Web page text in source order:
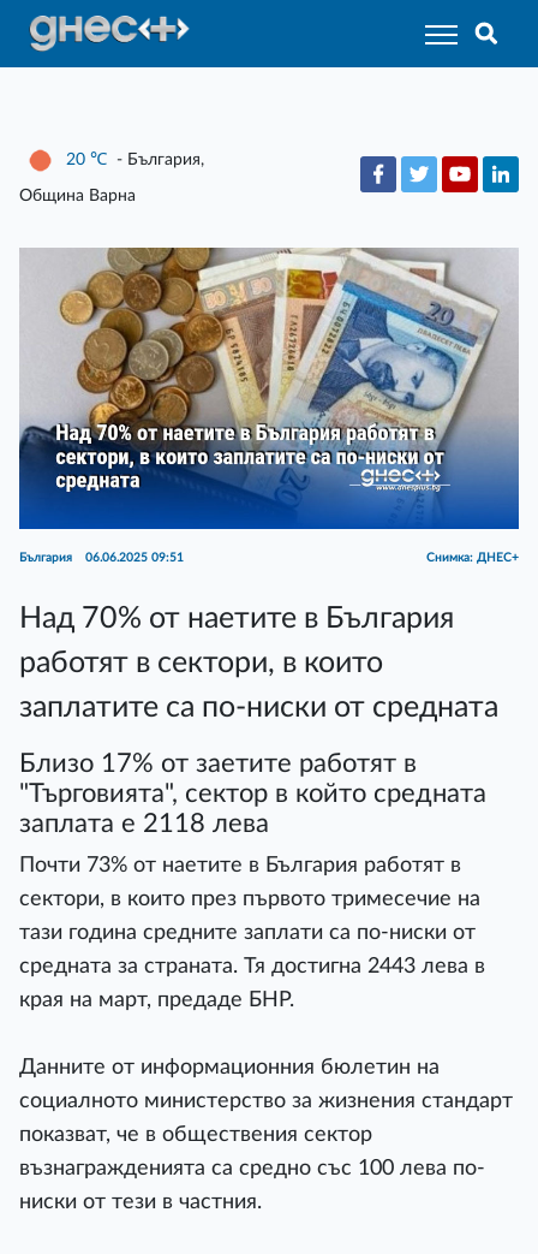
20 ℃ - България,
Община Варна
България 06.06.2025 09:51 Снимка: ДНЕС+
Над 70% от наетите в България
работят в сектори, в които
заплатите са по-ниски от средната
Близо 17% от заетите работят в
"Търговията", сектор в който средната
заплата е 2118 лева
Почти 73% от наетите в България работят в
сектори, в които през първото тримесечие на
тази година средните заплати са по-ниски от
средната за страната. Тя достигна 2443 лева в
края на март, предаде БНР.
Данните от информационния бюлетин на
социалното министерство за жизнения стандарт
показват, че в обществения сектор
възнагражденията са средно със 100 лева по-
ниски от тези в частния.